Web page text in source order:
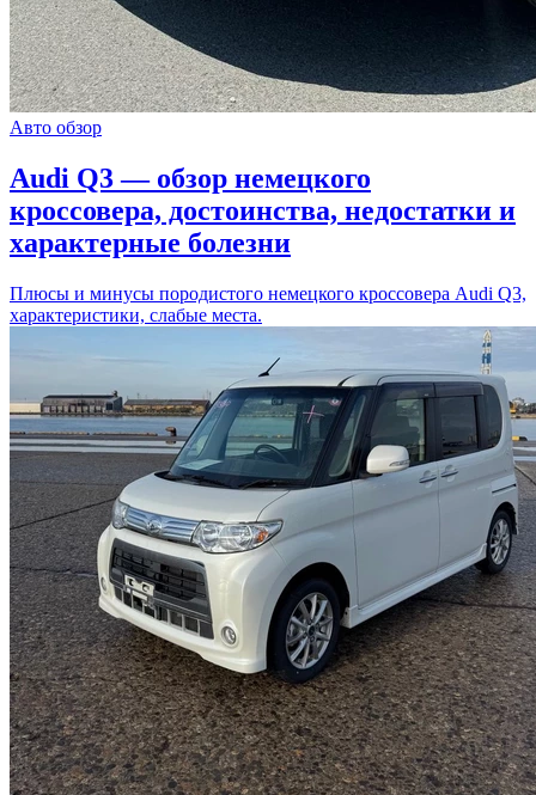
Авто обзор
Audi Q3 — обзор немецкого
кроссовера, достоинства, недостатки и
характерные болезни
Плюсы и минусы породистого немецкого кроссовера Audi Q3,
характеристики, слабые места.